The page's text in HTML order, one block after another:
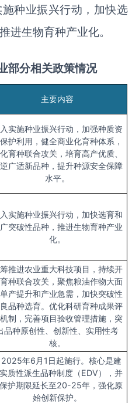
种业振兴行动，加快选
进生物育种产业化。
部分相关政策情况
主要内容
实施种业振兴行动，加强种质资
护利用，健全商业化育种体系，
育种联合攻关，培育高产优质、
广适新品种，提升种源安全保障
水平。
实施种业振兴行动，加快选育和
突破性品种，推进生物育种产业
化。
推进农业重大科技项目，持续开
种联合攻关，聚焦粮油作物大面
产提升和产业急需，加快突破性
品种选育。优化科研育种成果评
制，完善项目验收管理措施，突
品种原创性、创新性、实用性考
核。
2025年6月1日起施行。核心是建
质性派生品种制度（EDV），并
护期限延长至20-25年，强化原
始创新保护。